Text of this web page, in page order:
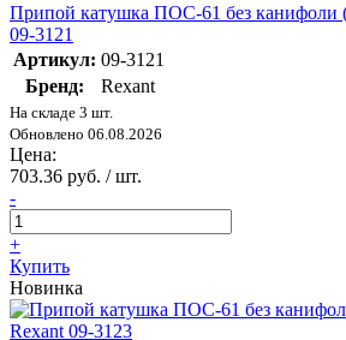
Припой катушка ПОС-61 без канифоли
09-3121
Артикул: 09-3121
Бренд:
Rexant
На складе 3 шт.
Обновлено 06.08.2026
Цена:
703.36 руб. / шт.
-
+
Купить
Новинка